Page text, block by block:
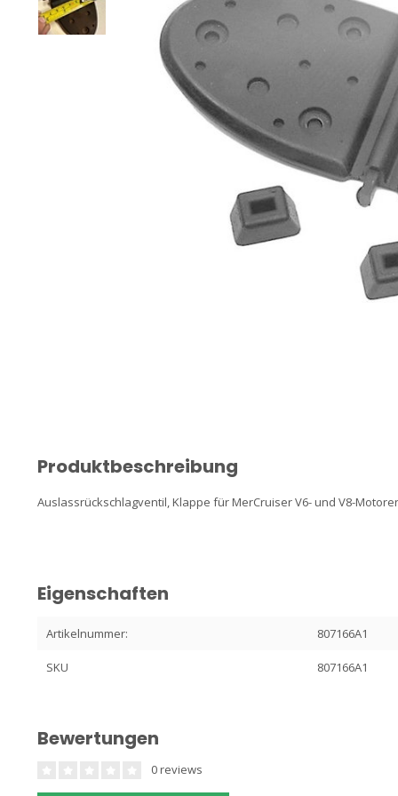
Produktbeschreibung
Auslassrückschlagventil, Klappe für MerCruiser V6- und V8-
Eigenschaften
Artikelnummer: 807166A1
SKU 807166A1
Bewertungen
0 reviews